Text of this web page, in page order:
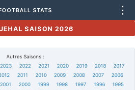
STATS ⋮
SAISON 2026
Autres Saisons :
2023 2022 2021 2020 2019 2018
2017
2011 2010 2009 2008 2007
2006
2001 2000 1999 1998 1997 1996
1995